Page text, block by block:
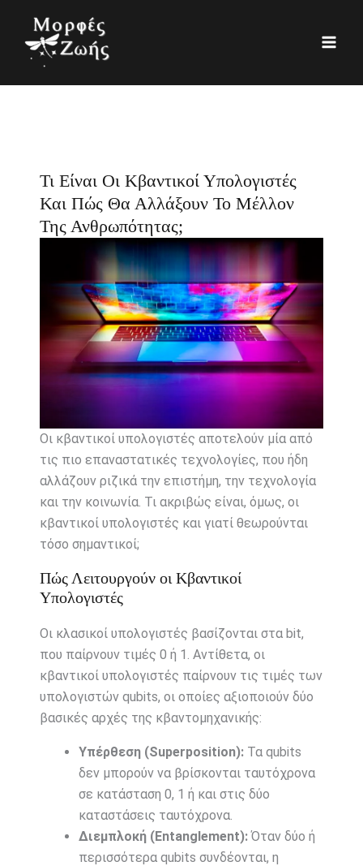
περιεχόμενο
Τι Είναι Οι Κβαντικοί Υπολογιστές
Και Πώς Θα Αλλάξουν Το Μέλλον
Της Ανθρωπότητας;
Οι κβαντικοί υπολογιστές αποτελούν μία από
τις πιο επαναστατικές τεχνολογίες, που ήδη
αλλάζουν ριζικά την επιστήμη, την τεχνολογία
και την κοινωνία. Τι ακριβώς είναι, όμως, οι
κβαντικοί υπολογιστές και γιατί θεωρούνται
τόσο σημαντικοί;
Πώς Λειτουργούν οι Κβαντικοί
Υπολογιστές
Οι κλασικοί υπολογιστές βασίζονται στα bit,
που παίρνουν τιμές 0 ή 1. Αντίθετα, οι
κβαντικοί υπολογιστές παίρνουν τις τιμές των
υπολογιστών qubits, οι οποίες αξιοποιούν δύο
βασικές αρχές της κβαντομηχανικής:
Υπέρθεση (Superposition):Τα qubits
δεν μπορούν να βρίσκονται ταυτόχρονα
σε κατάσταση 0, 1 ή και στις δύο
καταστάσεις ταυτόχρονα.
Διεμπλοκή (Entanglement):Όταν δύο ή
περισσότερα qubits συνδέονται, η
α
η
σ
ο